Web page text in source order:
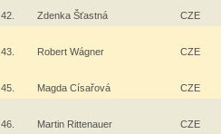
42. Zdenka Šťastná CZE
43. Robert Wágner CZE
45. Magda Císařová CZE
46. Martin Rittenauer CZE